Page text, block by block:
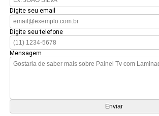
Digite seu email
Digite seu telefone
Mensagem